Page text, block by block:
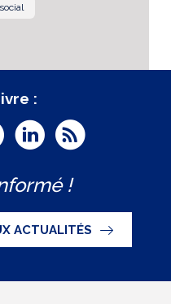
:
Y
u
t
u
b
L
n
k
e
d
R
!
ACTUALITÉS